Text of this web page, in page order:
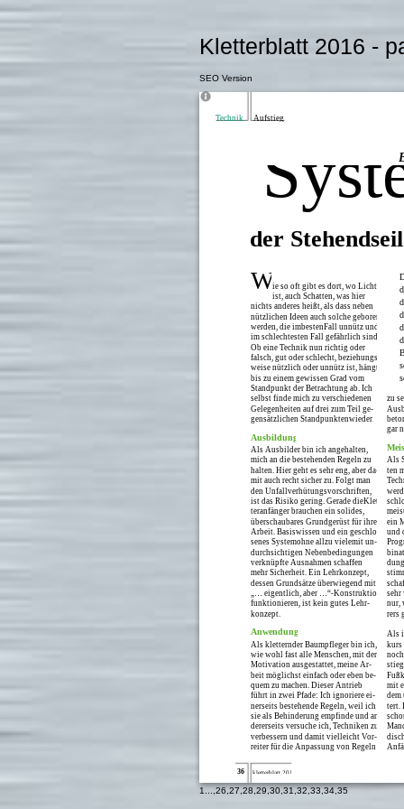
Kletterblatt 2016 -
Wie so oft gibt es dort, wo Licht
ist, auch Schatten, was hier
nichts anderes heißt, als dass neben
nützlichen Ideen auch solche geboren
werden, die imbestenFall unnütz und
im schlechtesten Fall gefährlich sind.
Ob eine Technik nun richtig oder
falsch, gut oder schlecht, beziehungs-
weise nützlich oder unnütz ist, hängt
bis zu einem gewissen Grad vom
Standpunkt der Betrachtung ab. Ich
selbst finde mich zu verschiedenen
Gelegenheiten auf drei zum Teil ge-
gensätzlichen Standpunktenwieder.
Ausbildung.
Als Ausbilder bin ich angehalten,
mich an die bestehenden Regeln zu
halten. Hier geht es sehr eng, aber da-
mit auch recht sicher zu. Folgt man
den Unfallverhütungsvorschriften,
ist das Risiko gering. Gerade dieKlet-
teranfänger brauchen ein solides,
überschaubares Grundgerüst für ihre
Arbeit. Basiswissen und ein geschlos-
senes Systemohne allzu vielemit un-
durchsichtigen Nebenbedingungen
verknüpfte Ausnahmen schaffen
mehr Sicherheit. Ein Lehrkonzept,
dessen Grundsätze überwiegend mit
„… eigentlich, aber …“-Konstruktionen
funktionieren, ist kein gutes Lehr-
konzept.
Anwendung.
Als kletternder Baumpfleger bin ich,
wie wohl fast alle Menschen, mit der
Motivation ausgestattet, meine Ar-
beit möglichst einfach oder eben be-
quem zu machen. Dieser Antrieb
führt in zwei Pfade: Ich ignoriere ei-
nerseits bestehende Regeln, weil ich
sie als Behinderung empfinde und an-
dererseits versuche ich, Techniken zu
verbessern und damit vielleicht Vor-
reiter für die Anpassung von Regeln
der
zu
gar
Als
ten
ein
und
sehr
nur,
rers
Als
kurs
mit
dem
tert.
kletterblatt 2016
36
Technik Aufstieg
SEO Version
1 ..., 26 27 28 29,30,31,32,33,34,35